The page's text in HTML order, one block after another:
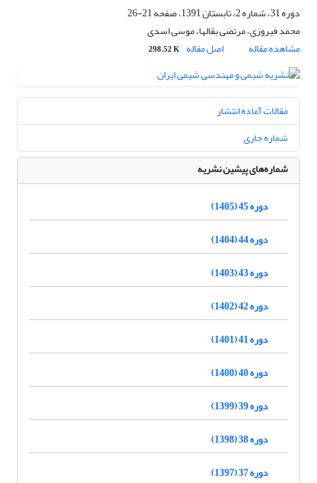
دوره 31، شماره 2، تابستان 1391، صفحه
21-26
محمد فیروزی، مرتضی بقالها، موسی اسدی
مشاهده مقاله
اصل مقاله 298.52 K
مقالات آماده انتشار
شماره جاری
شماره‌های پیشین نشریه
دوره 45 (1405)
دوره 44 (1404)
دوره 43 (1403)
دوره 42 (1402)
دوره 41 (1401)
دوره 40 (1400)
دوره 39 (1399)
دوره 38 (1398)
دوره 37 (1397)